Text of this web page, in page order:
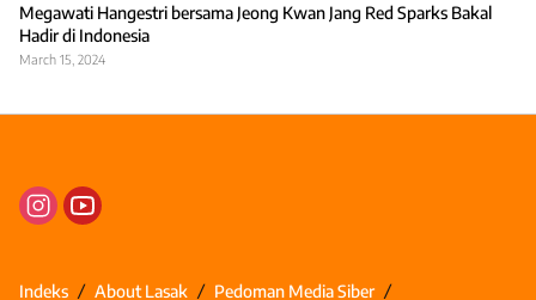
Megawati Hangestri bersama Jeong Kwan Jang Red Sparks Bakal
Hadir di Indonesia
March 15, 2024
Indeks About Lasak Pedoman Media Siber